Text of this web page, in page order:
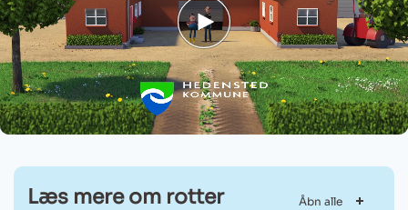
navn, din adresse, postnummer og by samt
telefonnummer og eventuelt e-mail
Du kan også vedhæfte filer eller billeder
Anmeld rotter
Læs mere om rotter Åbn alle